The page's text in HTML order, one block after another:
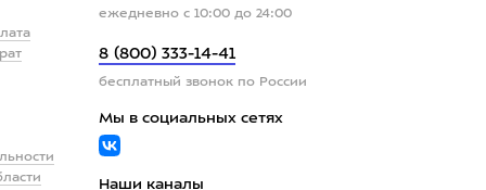
ежедневно с 10:00 до 24:00
8 (800) 333-14-41
бесплатный звонок по России
Мы в социальных сетях
Наши каналы